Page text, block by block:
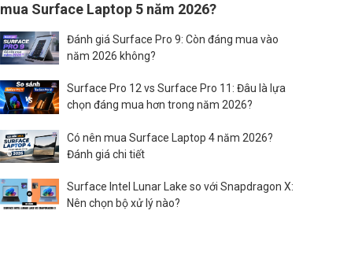
mua Surface Laptop 5 năm 2026?
Đánh giá Surface Pro 9: Còn đáng mua vào
năm 2026 không?
Surface Pro 12 vs Surface Pro 11: Đâu là lựa
chọn đáng mua hơn trong năm 2026?
Có nên mua Surface Laptop 4 năm 2026?
Đánh giá chi tiết
Surface Intel Lunar Lake so với Snapdragon X:
Nên chọn bộ xử lý nào?